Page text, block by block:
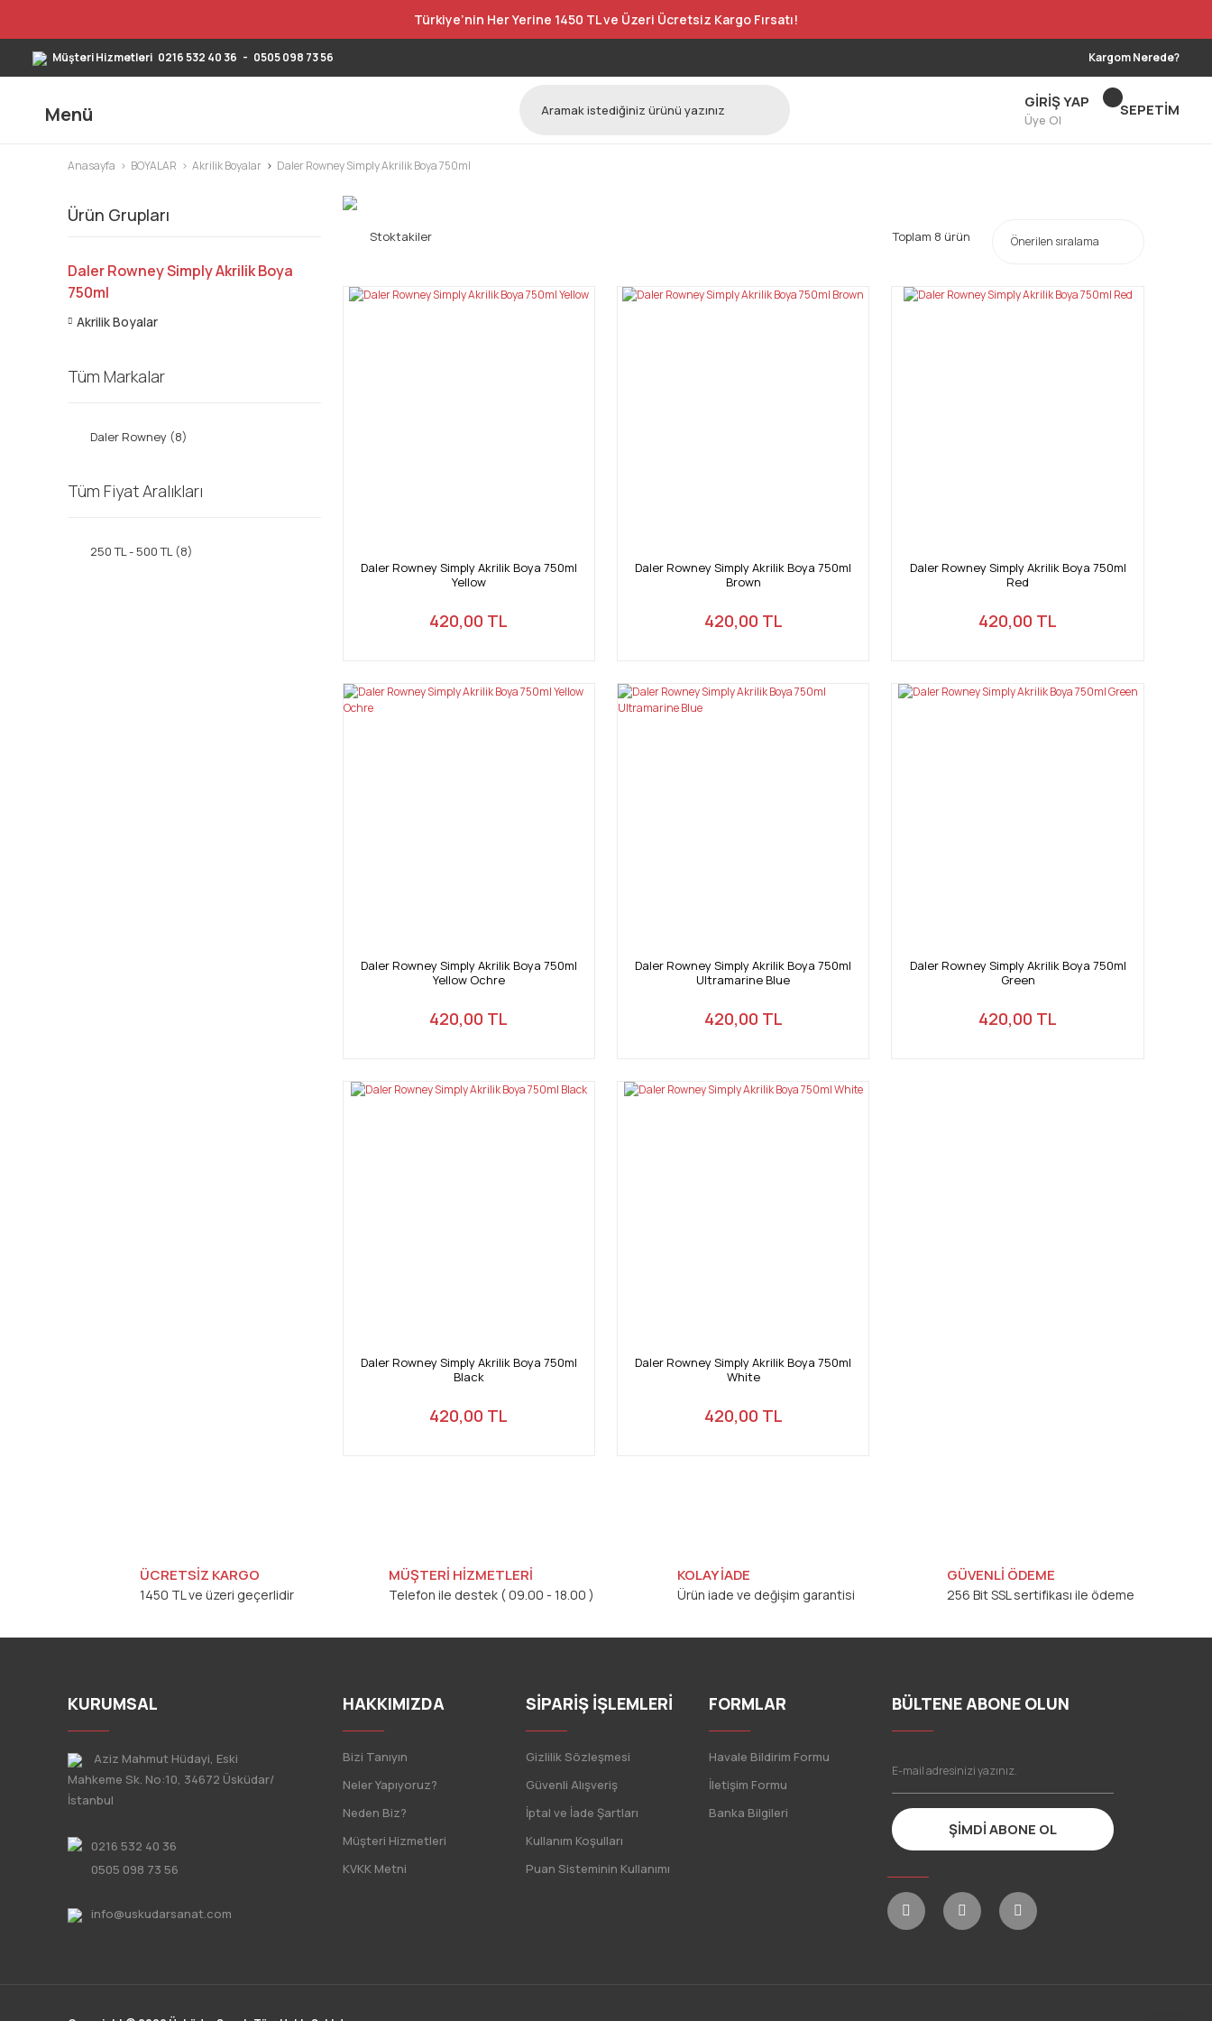
Türkiye’nin Her Yerine 1450 TL ve Üzeri Ücretsiz Kargo Fırsatı!
Müşteri Hizmetleri 0216 532 40 36 - 0505 098 73 56 Kargom Nerede?
Menü
GİRİŞ YAP
Üye Ol
SEPETİM
Anasayfa BOYALAR Akrilik Boyalar Daler Rowney Simply Akrilik Boya 750ml
Ürün Grupları
Daler Rowney Simply Akrilik Boya
750ml
Akrilik Boyalar
Tüm Markalar
Daler Rowney (8)
Tüm Fiyat Aralıkları
250 TL - 500 TL (8)
Stoktakiler Toplam 8 ürün
Daler Rowney Simply Akrilik Boya 750ml
Yellow
420,00 TL
Daler Rowney Simply Akrilik Boya 750ml
Brown
420,00 TL
Daler Rowney Simply Akrilik Boya 750ml
Red
420,00 TL
Daler Rowney Simply Akrilik Boya 750ml
Yellow Ochre
420,00 TL
Daler Rowney Simply Akrilik Boya 750ml
Ultramarine Blue
420,00 TL
Daler Rowney Simply Akrilik Boya 750ml
Green
420,00 TL
Daler Rowney Simply Akrilik Boya 750ml
Black
420,00 TL
Daler Rowney Simply Akrilik Boya 750ml
White
420,00 TL
ÜCRETSİZ KARGO
1450 TL ve üzeri geçerlidir
MÜŞTERİ HİZMETLERİ
Telefon ile destek ( 09.00 - 18.00 )
KOLAY İADE
Ürün iade ve değişim garantisi
GÜVENLİ ÖDEME
256 Bit SSL sertifikası ile ödeme
KURUMSAL
Aziz Mahmut Hüdayi, Eski
Mahkeme Sk. No:10, 34672 Üsküdar/
İstanbul
0216 532 40 36
0505 098 73 56
info@uskudarsanat.com
HAKKIMIZDA
Bizi Tanıyın
Neler Yapıyoruz?
Neden Biz?
Müşteri Hizmetleri
KVKK Metni
SİPARİŞ İŞLEMLERİ
Gizlilik Sözleşmesi
Güvenli Alışveriş
İptal ve İade Şartları
Kullanım Koşulları
Puan Sisteminin Kullanımı
FORMLAR
Havale Bildirim Formu
İletişim Formu
Banka Bilgileri
BÜLTENE ABONE OLUN
ŞİMDİ ABONE OL